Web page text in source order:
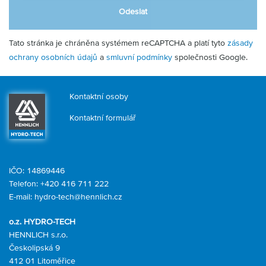
Odeslat
Tato stránka je chráněna systémem reCAPTCHA a platí tyto zásady
ochrany osobních údajů a smluvní podmínky společnosti Google.
Kontaktní osoby
Kontaktní formulář
o.z. HYDRO-TECH
HENNLICH s.r.o.
Českolipská 9
412 01 Litoměřice
IČO: 14869446
Telefon: +420 416 711 222
E-mail: hydro-tech@hennlich.cz